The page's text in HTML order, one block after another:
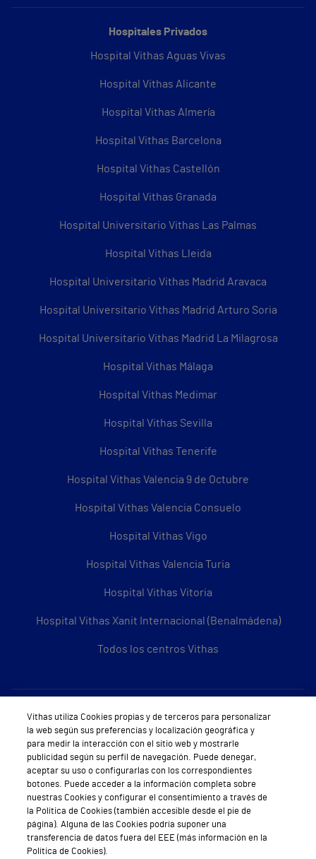
Hospitales Privados
Hospital Vithas Aguas Vivas
Hospital Vithas Alicante
Hospital Vithas Almería
Hospital Vithas Barcelona
Hospital Vithas Castellón
Hospital Vithas Granada
Hospital Universitario Vithas Las Palmas
Hospital Vithas Lleida
Hospital Universitario Vithas Madrid Aravaca
Hospital Universitario Vithas Madrid Arturo Soria
Hospital Universitario Vithas Madrid La Milagrosa
Hospital Vithas Málaga
Hospital Vithas Medimar
Hospital Vithas Sevilla
Hospital Vithas Tenerife
Hospital Vithas Valencia 9 de Octubre
Hospital Vithas Valencia Consuelo
Hospital Vithas Vigo
Hospital Vithas Valencia Turia
Hospital Vithas Vitoria
Hospital Vithas Xanit Internacional (Benalmádena)
Todos los centros Vithas
Sobre Vithas
Quiénes somos
Trabajar en Vithas
Teléfono Cita Médica
Teléfono Atención al Cliente
Política de seguridad y salud en el trabajo
Vithas utiliza Cookies propias y de terceros para personalizar
la web según sus preferencias y localización geográfica y
para medir la interacción con el sitio web y mostrarle
publicidad según su perfil de navegación. Puede denegar,
aceptar su uso o configurarlas con los correspondientes
botones. Puede acceder a la información completa sobre
nuestras Cookies y configurar el consentimiento a través de
la Política de Cookies (también accesible desde el pie de
página). Alguna de las Cookies podría suponer una
transferencia de datos fuera del EEE (más información en la
Política de Cookies).